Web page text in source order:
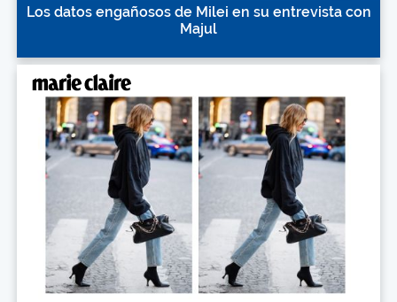
Los datos engañosos de Milei en su entrevista con
Majul